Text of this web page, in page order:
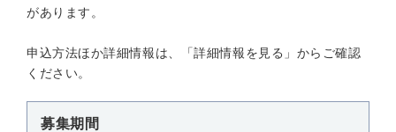
があります。
申込方法ほか詳細情報は、「詳細情報を見る」からご確認
ください。
募集期間